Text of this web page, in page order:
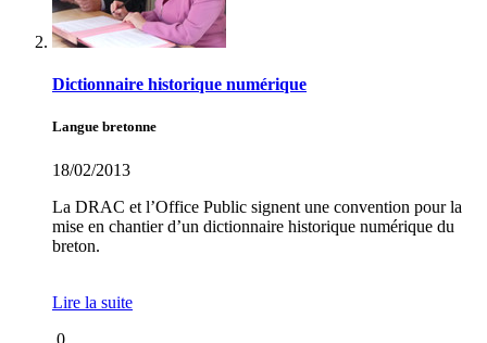
Dictionnaire historique numérique
Langue bretonne
18/02/2013
La DRAC et l’Office Public signent une convention pour la
mise en chantier d’un dictionnaire historique numérique du
breton.
Lire la suite
0